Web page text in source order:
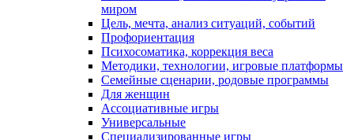
миром
Цель, мечта, анализ ситуаций, событий
Профориентация
Психосоматика, коррекция веса
Методики, технологии, игровые платформы
Семейные сценарии, родовые программы
Для женщин
Ассоциативные игры
Универсальные
Специализированные игры